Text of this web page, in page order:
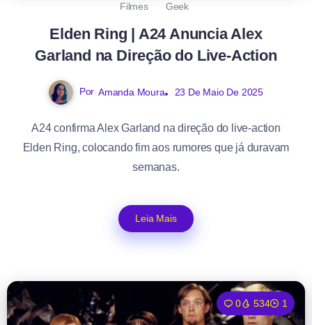
Filmes Geek
Elden Ring | A24 Anuncia Alex
Garland na Direção do Live-Action
Por Amanda Moura 23 De Maio De 2025
A24 confirma Alex Garland na direção do live-action
Elden Ring, colocando fim aos rumores que já duravam
semanas.
Leia Mais
0 534 1